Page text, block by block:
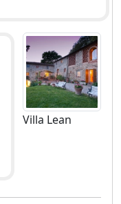
Villa Lean